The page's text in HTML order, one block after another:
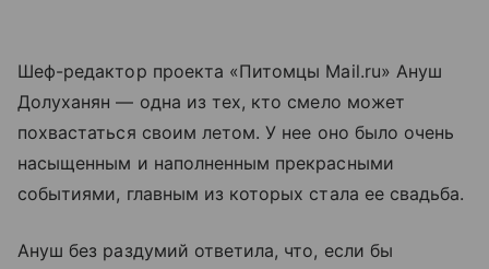
Шеф-редактор проекта «Питомцы Mail.ru» Ануш
Долуханян — одна из тех, кто смело может
похвастаться своим летом. У нее оно было очень
насыщенным и наполненным прекрасными
событиями, главным из которых стала ее свадьба.
Ануш без раздумий ответила, что, если бы